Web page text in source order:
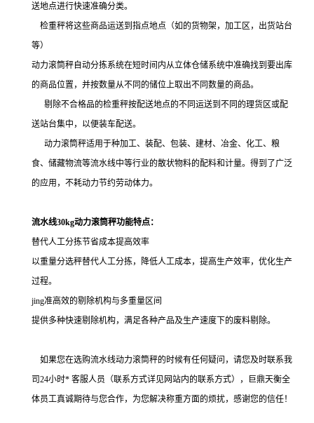
送地点进行快速准确分类。
检重秤将这些商品运送到指点地点（如的货物架，加工区，出货站台
等）
动力滚筒秤自动分拣系统在短时间内从立体仓储系统中准确找到要出库
的商品位置，并按数量从不同的储位上取出不同数量的商品。
剔除不合格品的检重秤按配送地点的不同运送到不同的理货区或配
送站台集中，以便装车配送。
动力滚筒秤适用于种加工、装配、包装、建材、冶金、化工、粮
食、储藏物流等流水线中等行业的散状物料的配料和计量。得到了广泛
的应用，不耗动力节约劳动体力。
流水线30kg动力滚筒秤功能特点：
替代人工分拣节省成本提高效率
以重量分选秤替代人工分拣，降低人工成本，提高生产效率，优化生产
过程。
jing准高效的剔除机构与多重量区间
提供多种快速剔除机构，满足各种产品及生产速度下的废料剔除。
如果您在选购流水线动力滚筒秤的时候有任何疑问，请您及时联系我
司24小时* 客服人员（联系方式详见网站内的联系方式），巨鼎天衡全
体员工真诚期待与您合作，为您解决称重方面的烦扰，感谢您的信任！